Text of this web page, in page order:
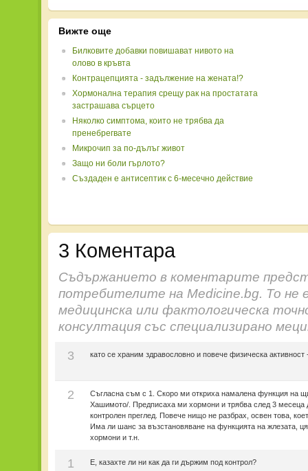
Вижте още
Билковите добавки повишават нивото на
олово в кръвта
Контрацепцията - задължение на жената!?
Хормонална терапия срещу рак на простатата
застрашава сърцето
Няколко симптома, които не трябва да
пренебрегвате
Микрочип за по-дълъг живот
Защо ни боли гърлото?
Създаден е антисептик с 6-месечно действие
3 Коментара
Съдържанието в коментарите
потребителите на Medicine.bg. То не
медицинска или фактологическа
консултация със специализирано
3 като се храним здравословно и повече физическа
2
Съгласна съм с 1. Скоро ми откриха намалена функция на
Хашимото/. Предписаха ми хормони и трябва след 3 месеца
контролен преглед. Повече нищо не разбрах, освен това,
Има ли шанс за възстановяване на функцията на жлезата,
хормони и т.н.
1 Е, казахте ли ни как да ги държим под контрол?